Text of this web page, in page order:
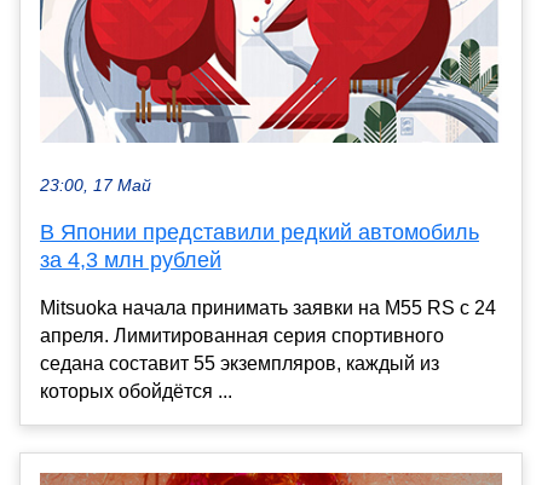
23:00, 17 Май
В Японии представили редкий автомобиль
за 4,3 млн рублей
Mitsuoka начала принимать заявки на M55 RS с 24
апреля. Лимитированная серия спортивного
седана составит 55 экземпляров, каждый из
которых обойдётся ...